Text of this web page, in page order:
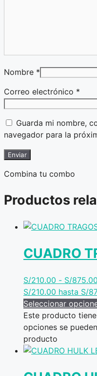
Nombre *
Correo electrónico *
Guarda mi nombre,
navegador para la
Combina tu combo
Productos
CUADRO
S/210.00 - S/875.00
S/210.00 hasta S/
Seleccionar
Este producto
opciones se
producto